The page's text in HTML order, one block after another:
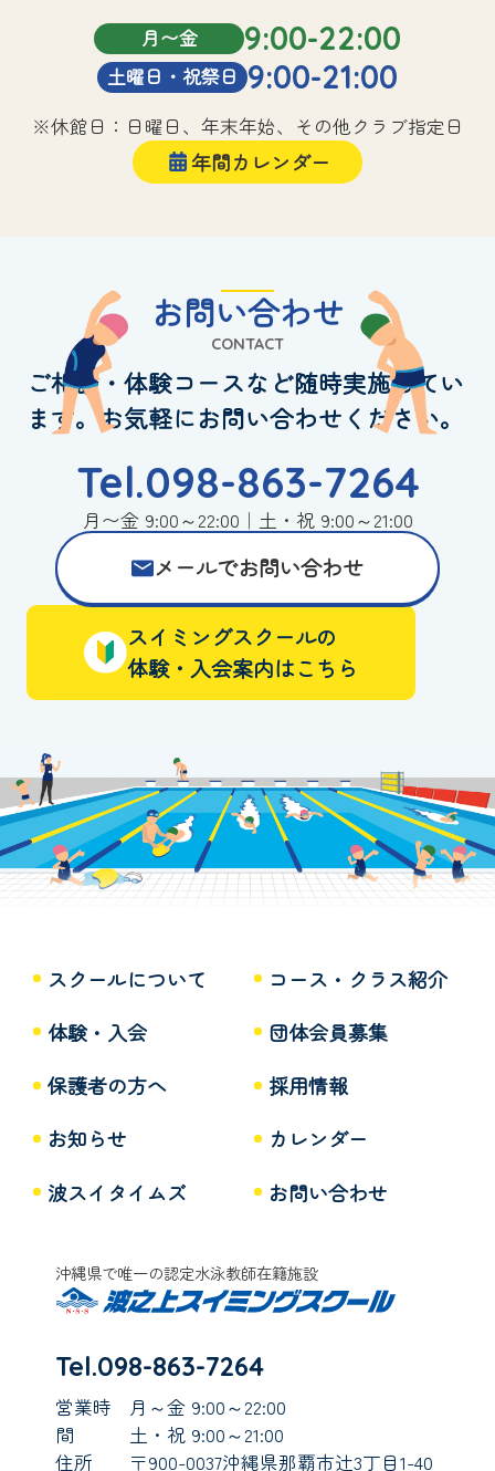
月〜金 9:00-22:00
土曜日・祝祭日 9:00-21:00
※休館日：日曜日、年末年始、その他クラブ指定日
年間カレンダー
お問い合わせ
CONTACT
ご相談・体験コースなど随時実施してい
ます。お気軽にお問い合わせください。
Tel.098-863-7264
月〜金 9:00～22:00｜土・祝 9:00～21:00
メールでお問い合わせ
スイミングスクールの
体験・入会案内はこちら
スクールについて
コース・クラス紹介
体験・入会
団体会員募集
保護者の方へ
採用情報
お知らせ
カレンダー
波スイタイムズ
お問い合わせ
沖縄県で唯一の認定水泳教師在籍施設
Tel.098-863-7264
営業時
間
月～金 9:00～22:00
土・祝 9:00～21:00
住所
〒900-0037沖縄県那覇市辻3丁目1-40